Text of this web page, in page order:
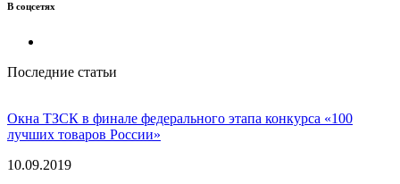
В соцсетях
Последние статьи
Окна ТЗСК в финале федерального этапа конкурса «100
лучших товаров России»
10.09.2019